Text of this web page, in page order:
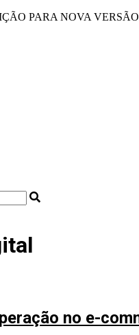
PARA NOVA VERSÃO
no e-